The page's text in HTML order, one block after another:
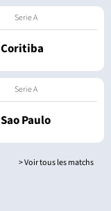
Serie A
Coritiba
Serie A
Sao Paulo
> Voir tous les matchs